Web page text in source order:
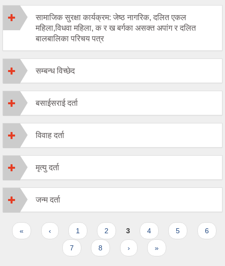
सामाजिक सुरक्षा कार्यक्रम: जेष्ठ नागरिक, दलित एकल
महिला,विधवा महिला, क र ख बर्गका असक्त अपांग र दलित
बालबालिका परिचय पत्र
सम्बन्ध विच्छेद
बसाईसराई दर्ता
विवाह दर्ता
मृत्यु दर्ता
जन्म दर्ता
Pages
« ‹ 1 2 3 4 5 6
7 8 › »